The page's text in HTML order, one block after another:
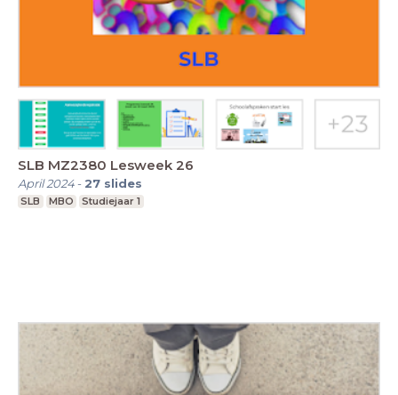
SLB MZ2380 Lesweek 26
April 2024- 27 slides
SLB MBO Studiejaar 1